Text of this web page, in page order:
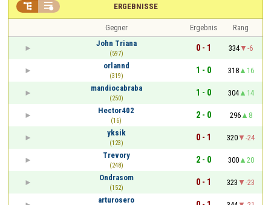
ERGEBNISSE
 
Gegner Ergebnis
Rang
John Triana
(597)
0 - 1 334
-6
orlannd
(319)
1 - 0 318
16
mandiocabraba
(250)
1 - 0 304
14
Hector402
(16)
2 - 0 296
8
yksik
(123)
0 - 1 320
-24
Trevory
(248)
2 - 0 300
20
Ondrasom
(152)
0 - 1 323
-23
arturosero